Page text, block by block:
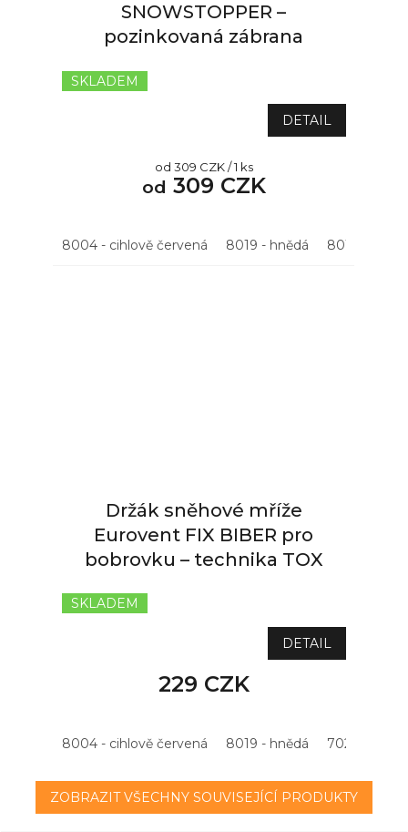
SNOWSTOPPER –
pozinkovaná zábrana
hodnocení
z
5
SKLADEM
od 309 CZK
Měrná
cena:
od 309 CZK / 1 ks
DETAIL
8004 - cihlově červená 8019 - hnědá 8017 -
Držák sněhové mříže
Eurovent FIX BIBER pro
bobrovku – technika TOX
SKLADEM
229 CZK
DETAIL
8004 - cihlově červená 8019 - hnědá 7021 -
ZOBRAZIT VŠECHNY SOUVISEJÍCÍ PRODUKTY